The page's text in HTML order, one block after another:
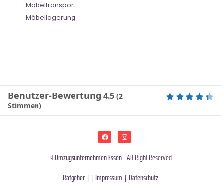
Möbeltransport
Möbellagerung
Benutzer-Bewertung 4.5 (2
Stimmen)
©Umzugsunternehmen Essen- All Right Reserved
Ratgeber | | Impressum | Datenschutz